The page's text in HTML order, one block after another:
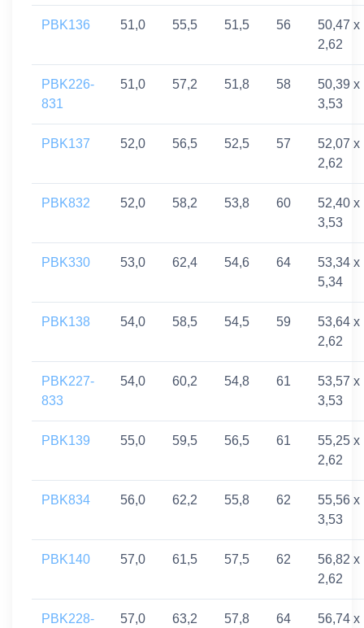
PBK136 51,0 55,5 51,5 56
50,47 x
2,62
PBK226-
831
51,0 57,2 51,8 58
50,39 x
3,53
PBK137 52,0 56,5 52,5 57
52,07 x
2,62
PBK832 52,0 58,2 53,8 60
52,40 x
3,53
PBK330 53,0 62,4 54,6 64
53,34 x
5,34
PBK138 54,0 58,5 54,5 59
53,64 x
2,62
PBK227-
833
54,0 60,2 54,8 61
53,57 x
3,53
PBK139 55,0 59,5 56,5 61
55,25 x
2,62
PBK834 56,0 62,2 55,8 62
55,56 x
3,53
PBK140 57,0 61,5 57,5 62
56,82 x
2,62
PBK228-
57,0 63,2 57,8 64
56,74 x